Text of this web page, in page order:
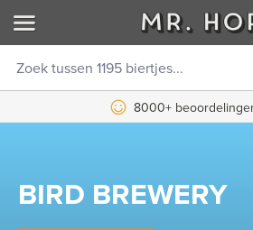
8000+
Vóór 17:00 uur besteld,
BIRD BREWERY